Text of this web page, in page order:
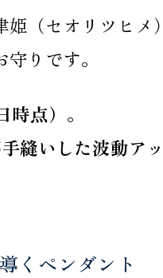
（セオリツヒ
りです。
点） 。
縫いした波動ア
くペンダント